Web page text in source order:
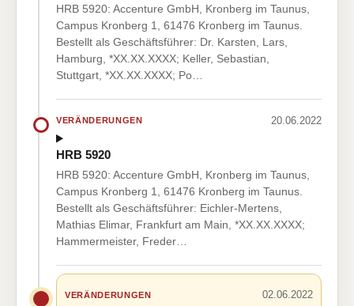
HRB 5920: Accenture GmbH, Kronberg im Taunus,
Campus Kronberg 1, 61476 Kronberg im Taunus.
Bestellt als Geschäftsführer: Dr. Karsten, Lars,
Hamburg, *XX.XX.XXXX; Keller, Sebastian,
Stuttgart, *XX.XX.XXXX; Po…
VERÄNDERUNGEN 20.06.2022
HRB 5920
HRB 5920: Accenture GmbH, Kronberg im Taunus,
Campus Kronberg 1, 61476 Kronberg im Taunus.
Bestellt als Geschäftsführer: Eichler-Mertens,
Mathias Elimar, Frankfurt am Main, *XX.XX.XXXX;
Hammermeister, Freder…
VERÄNDERUNGEN 02.06.2022